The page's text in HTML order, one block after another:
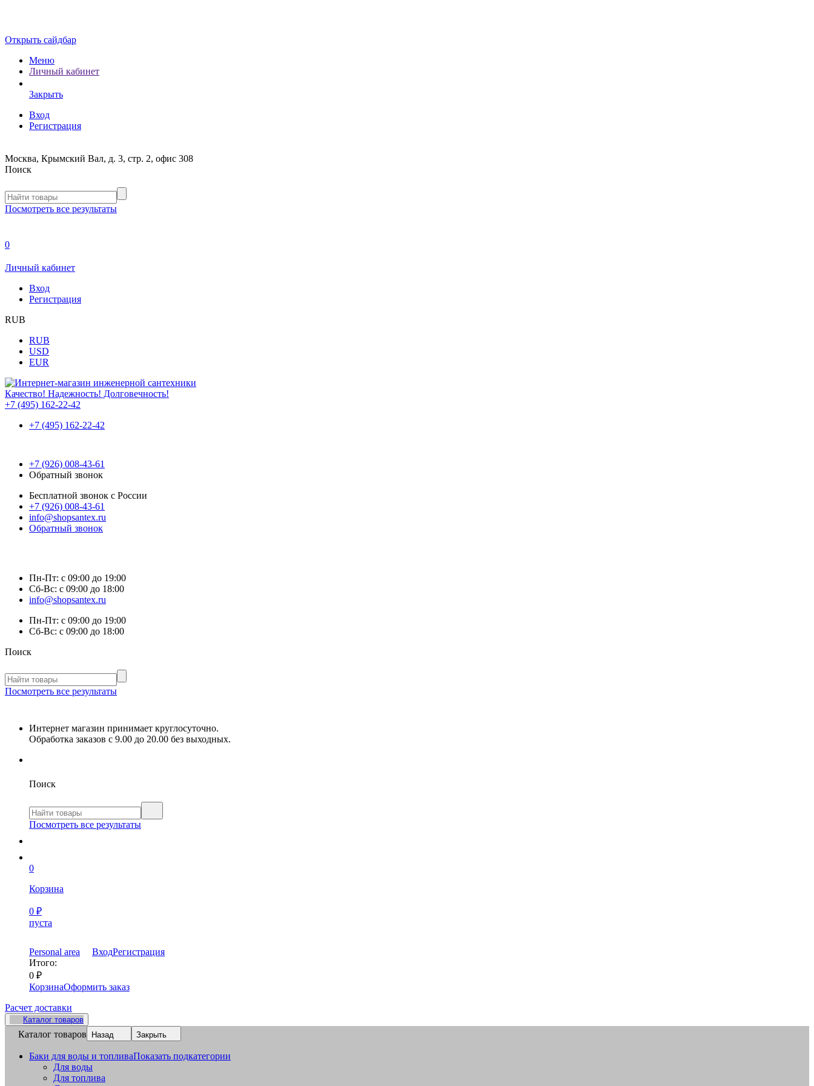
Открыть сайдбар
Меню
Личный кабинет
Закрыть
Вход
Регистрация
Москва, Крымский Вал, д. 3, стр. 2, офис 308
Поиск
Посмотреть все результаты
0
Личный кабинет
Вход
Регистрация
RUB
RUB
USD
EUR
Качество! Надежность! Долговечность!
+7 (495) 162-22-42
+7 (495) 162-22-42
+7 (926) 008-43-61
Обратный звонок
Бесплатной звонок с России
+7 (926) 008-43-61
info@shopsantex.ru
Обратный звонок
Пн-Пт: с 09:00 до 19:00
Сб-Вс: с 09:00 до 18:00
info@shopsantex.ru
Пн-Пт: с 09:00 до 19:00
Сб-Вс: с 09:00 до 18:00
Поиск
Посмотреть все результаты
Интернет магазин принимает круглосуточно.
Обработка заказов с 9.00 до 20.00 без выходных.
Поиск
Посмотреть все результаты
0
Корзина
0 ₽
пуста
Personal area ВходРегистрация
Итого:
0 ₽
КорзинаОформить заказ
Расчет доставки
Каталог товаров
Каталог товаров Назад Закрыть
Баки для воды и топливаПоказать подкатегории
Для воды
Для топлива